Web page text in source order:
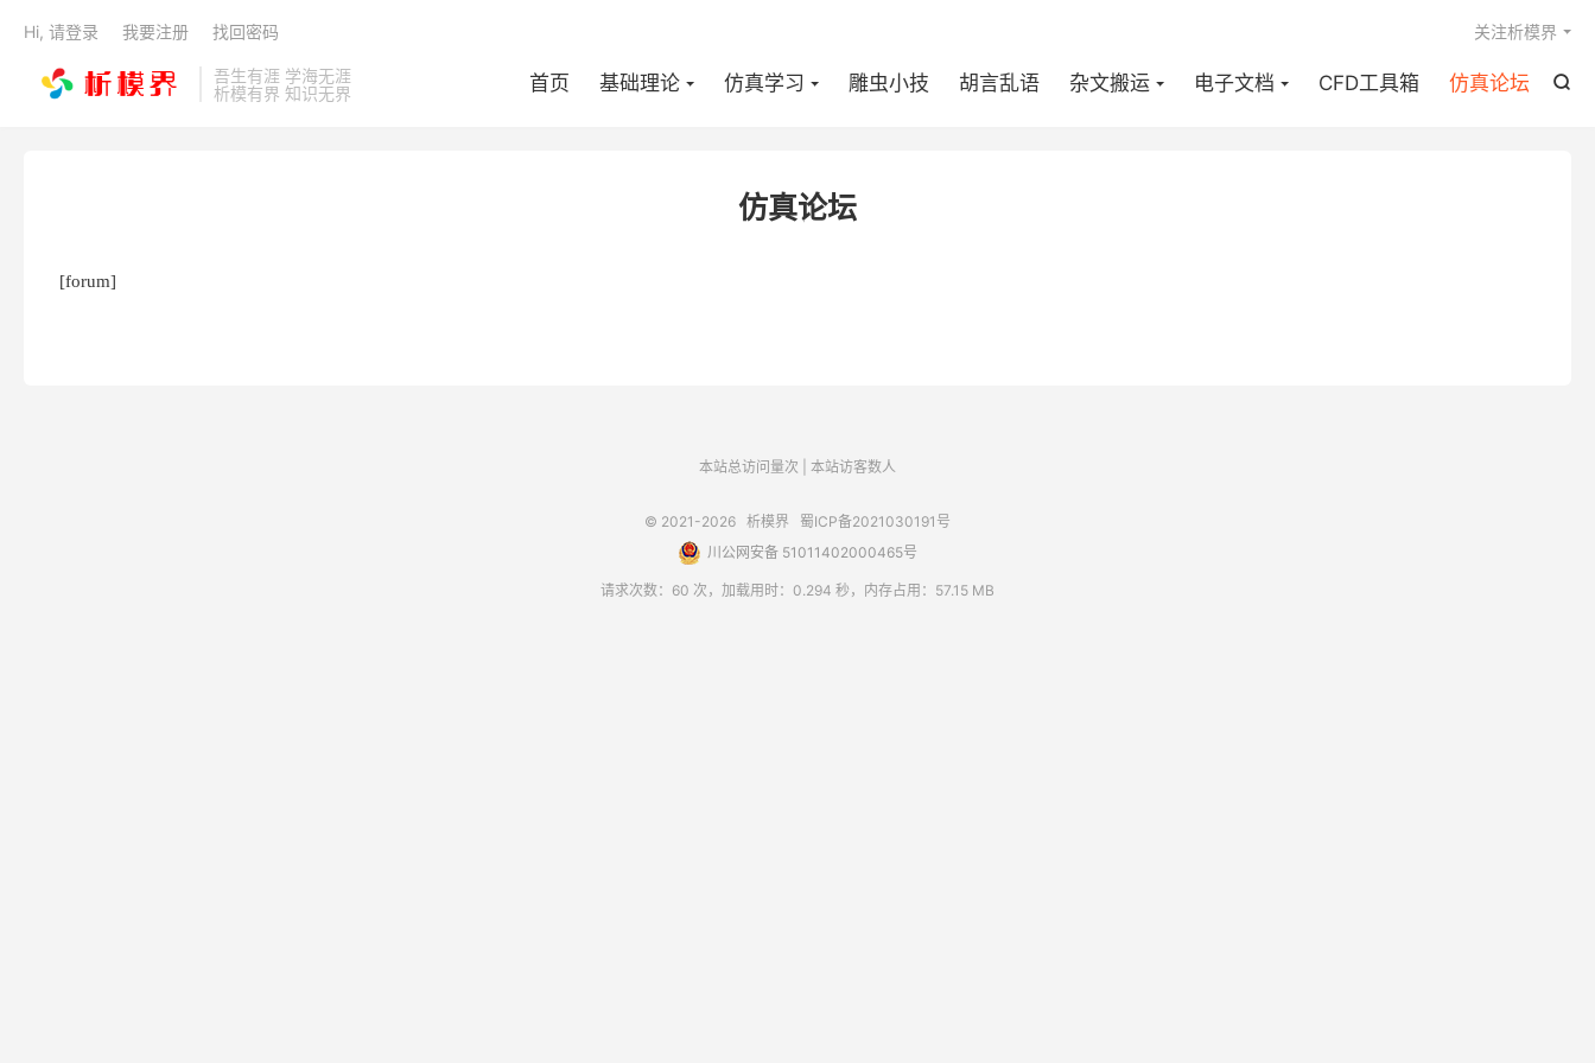
吾生有涯 学海无涯
析模有界 知识无界

首页 基础理论 仿真学习 雕虫小技 胡言乱语 杂文搬运 电子文档 CFD工具箱 仿真论坛
关注析模界
Hi, 请登录 我要注册 找回密码
仿真论坛
[forum]
本站总访问量次 本站访客数人
© 2021-2026 析模界
蜀ICP备2021030191号
川公网安备 51011402000465号
请求次数：60 次，加载用时：0.294 秒，内存占用：57.15 MB